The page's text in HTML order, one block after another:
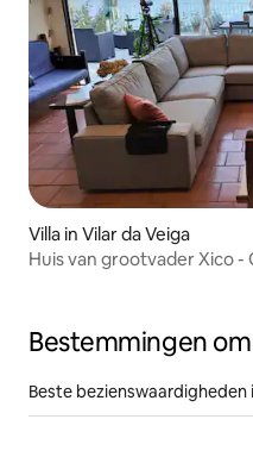
Villa in Vilar da Veiga
Huis van grootvader Xico -
Bestemmingen
Beste bezienswaardigheden